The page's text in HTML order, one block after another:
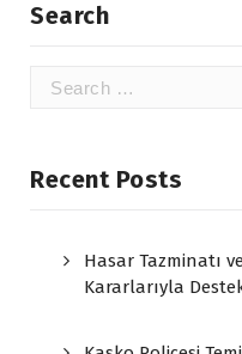
Search
Search
Recent Posts
Hasar Tazminatı
Kararlarıyla